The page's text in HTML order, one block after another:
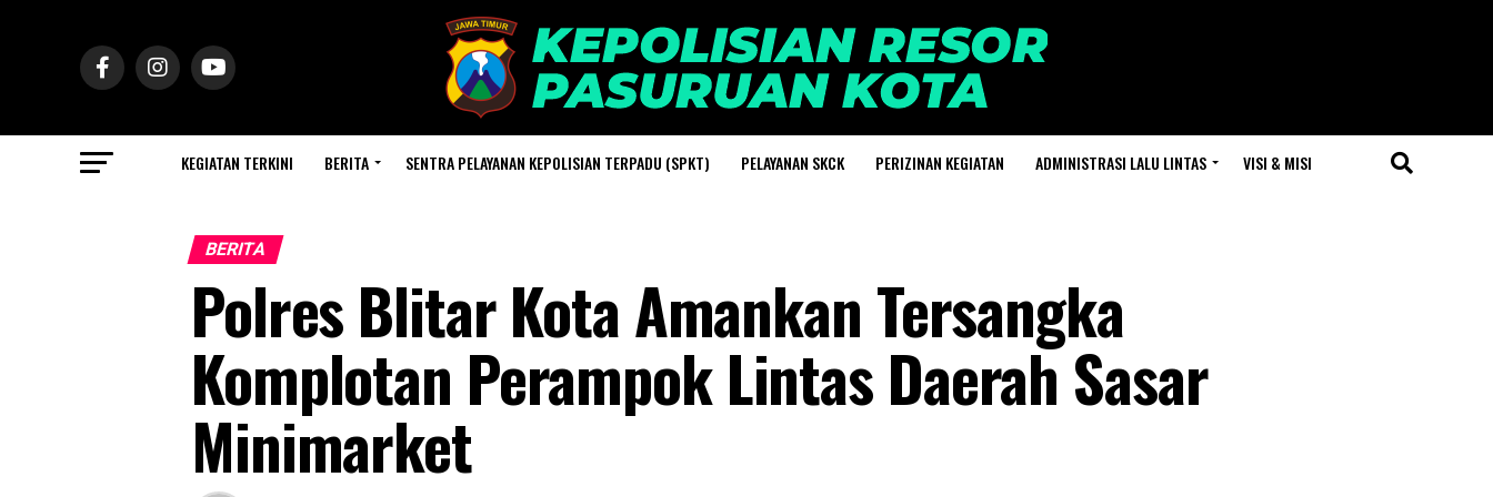
KEGIATAN TERKINI BERITA SENTRA PELAYANAN KEPOLISIAN TERPADU (SPKT) PELAYANAN SKCK PERIZINAN KEGIATAN ADMINISTRASI LALU LINTAS VISI & MISI
BERITA
Polres Blitar Kota Amankan Tersangka
Komplotan Perampok Lintas Daerah Sasar
Minimarket